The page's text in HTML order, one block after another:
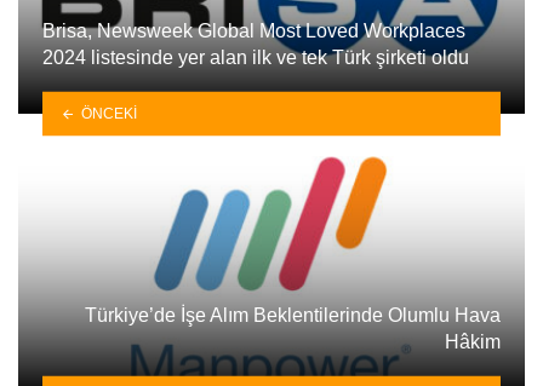
Brisa, Newsweek Global Most Loved Workplaces
2024 listesinde yer alan ilk ve tek Türk şirketi oldu
ÖNCEKI
Türkiye’de İşe Alım Beklentilerinde Olumlu Hava
Hâkim